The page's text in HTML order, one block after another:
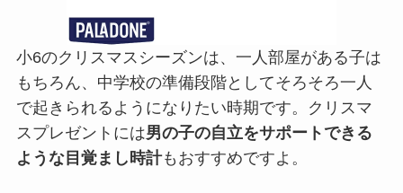
小6のクリスマスシーズンは、一人部屋がある子は
もちろん、中学校の準備段階としてそろそろ一人
で起きられるようになりたい時期です。クリスマ
スプレゼントには男の子の自立をサポートできる
ような目覚まし時計もおすすめですよ。